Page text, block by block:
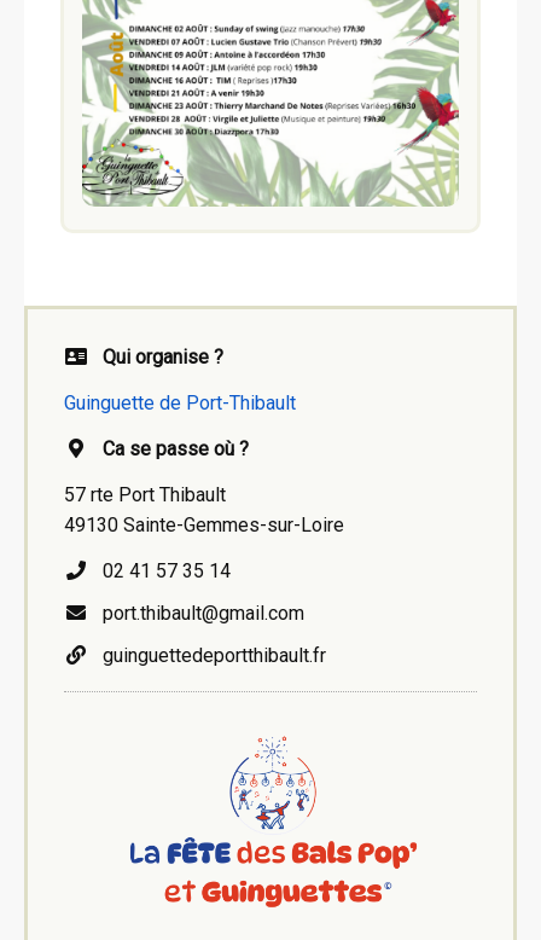
Qui organise ?
Guinguette de Port-Thibault
Ca se passe où ?
57 rte Port Thibault
49130 Sainte-Gemmes-sur-Loire
02 41 57 35 14
port.thibault@gmail.com
guinguettedeportthibault.fr